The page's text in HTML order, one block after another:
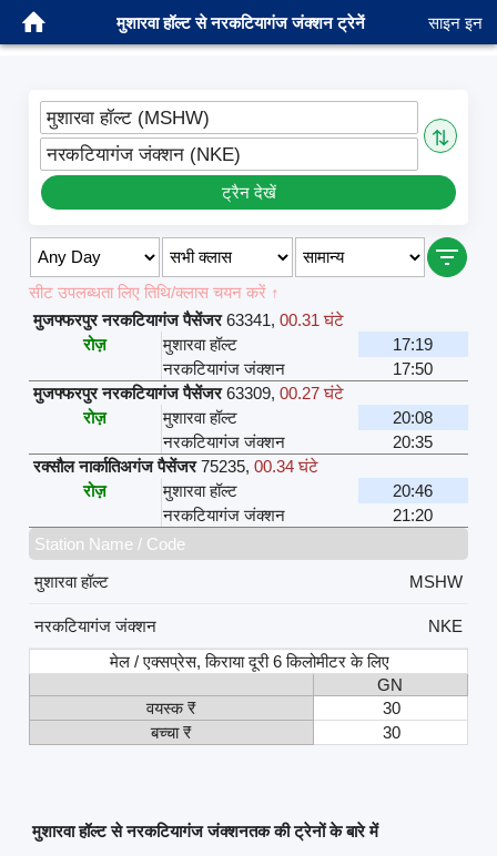
मुशारवा हॉल्ट से नरकटियागंज जंक्शन ट्रेनें साइन इन
मुशारवा हॉल्ट (MSHW)
⇅
नरकटियागंज जंक्शन (NKE)
ट्रैन देखें
सीट उपलब्धता लिए तिथि/क्लास चयन करें ↑
मुजफ्फरपुर नरकटियागंज पैसेंजर 63341, 00.31 घंटे
रोज़
मुशारवा हॉल्ट
17:19
नरकटियागंज जंक्शन
17:50
मुजफ्फरपुर नरकटियागंज पैसेंजर 63309, 00.27 घंटे
रोज़
मुशारवा हॉल्ट
20:08
नरकटियागंज जंक्शन
20:35
रक्सौल नार्कातिअगंज पैसेंजर 75235, 00.34 घंटे
रोज़
मुशारवा हॉल्ट
20:46
नरकटियागंज जंक्शन
21:20
Station Name / Code
मुशारवा हॉल्ट
MSHW
नरकटियागंज जंक्शन
NKE
मेल / एक्सप्रेस, किराया दूरी 6 किलोमीटर के लिए
GN
वयस्क ₹
30
बच्चा ₹
30
मुशारवा हॉल्ट से नरकटियागंज जंक्शनतक की ट्रेनों के बारे में